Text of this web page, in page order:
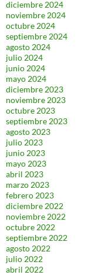
diciembre 2024
noviembre 2024
octubre 2024
septiembre 2024
agosto 2024
julio 2024
junio 2024
mayo 2024
diciembre 2023
noviembre 2023
octubre 2023
septiembre 2023
agosto 2023
julio 2023
junio 2023
mayo 2023
abril 2023
marzo 2023
febrero 2023
diciembre 2022
noviembre 2022
octubre 2022
septiembre 2022
agosto 2022
julio 2022
abril 2022